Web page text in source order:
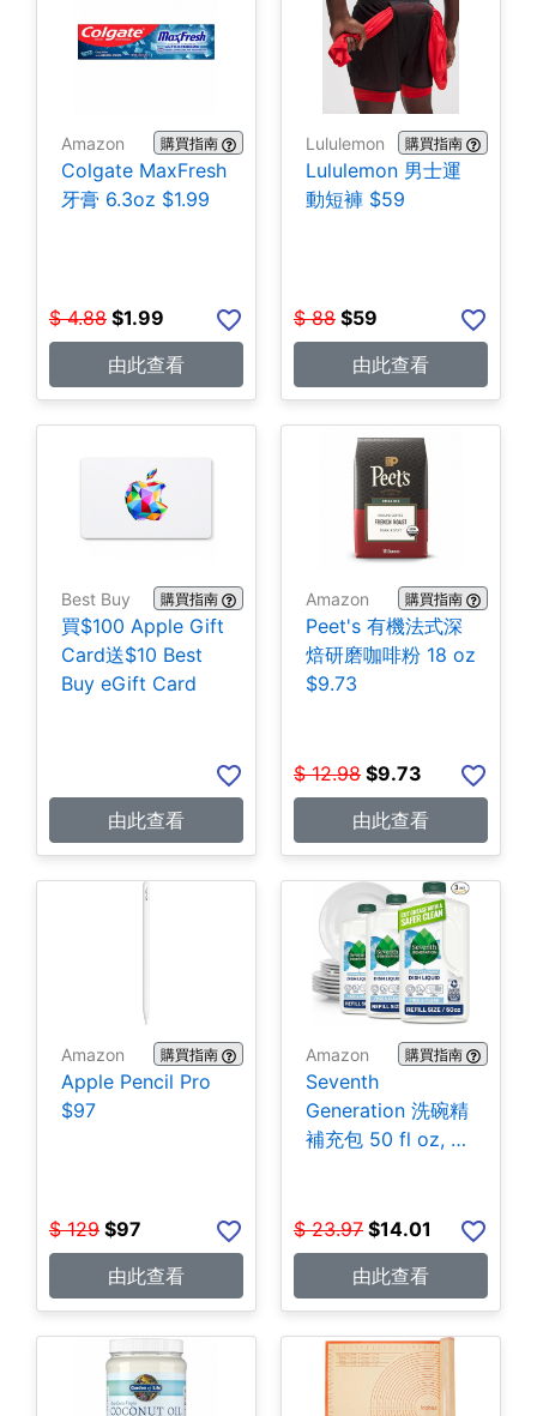
Amazon 購買指南
Colgate MaxFresh
牙膏 6.3oz $1.99
$ 4.88 $1.99
由此查看
Lululemon 購買指南
Lululemon 男士運
動短褲 $59
$ 88 $59
由此查看
Best Buy 購買指南
買$100 Apple Gift
Card送$10 Best
Buy eGift Card
由此查看
Amazon 購買指南
Peet's 有機法式深
焙研磨咖啡粉 18 oz
$9.73
$ 12.98 $9.73
由此查看
Amazon 購買指南
Apple Pencil Pro
$97
$ 129 $97
由此查看
Amazon 購買指南
Seventh
Generation 洗碗精
補充包 50 fl oz, 3
$ 23.97 $14.01
由此查看